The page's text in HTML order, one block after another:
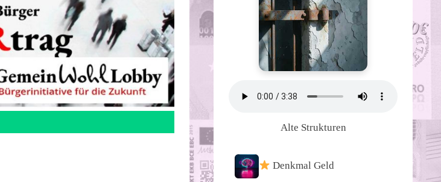
Alte Strukturen
Denkmal Geld